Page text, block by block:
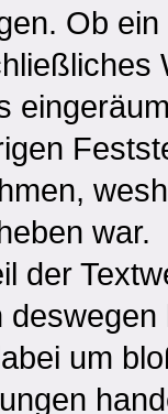
Ob
war.
der
um